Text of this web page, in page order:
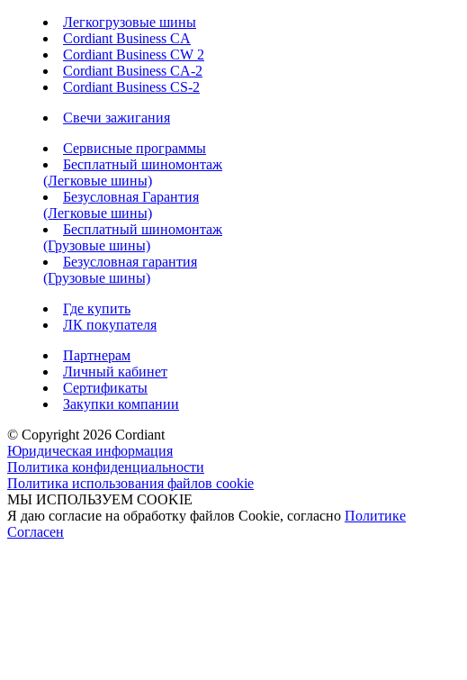
Легкогрузовые шины
Cordiant Business CA
Cordiant Business CW 2
Cordiant Business CA-2
Cordiant Business CS-2
Свечи зажигания
Сервисные программы
Бесплатный шиномонтаж
(Легковые шины)
Безусловная Гарантия
(Легковые шины)
Бесплатный шиномонтаж
(Грузовые шины)
Безусловная гарантия
(Грузовые шины)
Где купить
ЛК покупателя
Партнерам
Личный кабинет
Сертификаты
Закупки компании
© Copyright 2026 Cordiant
Юридическая информация
Политика конфиденциальности
Политика использования файлов cookie
МЫ ИСПОЛЬЗУЕМ COOKIE
Я даю согласие на обработку файлов Cookie, согласно Политике
Согласен